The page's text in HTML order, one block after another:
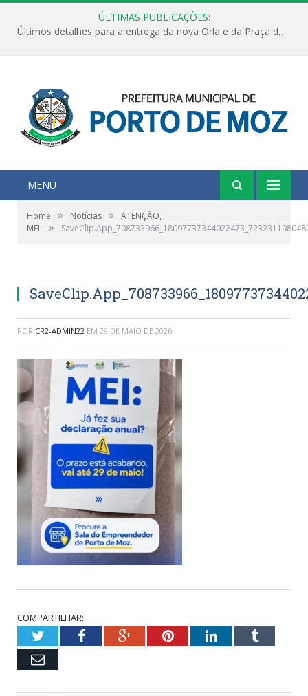
ÚLTIMAS PUBLICAÇÕES:
Últimos detalhes para a entrega da nova Orla e da Praça do Praião
MENU
Home » Notícias »
ATENÇÃO,
MEI!
»
POR CR2-ADMIN22 EM 29 DE MAIO DE 2026
COMPARTILHAR:
TwitterFacebookGoogle+PinterestLinkedInTumblr
Email